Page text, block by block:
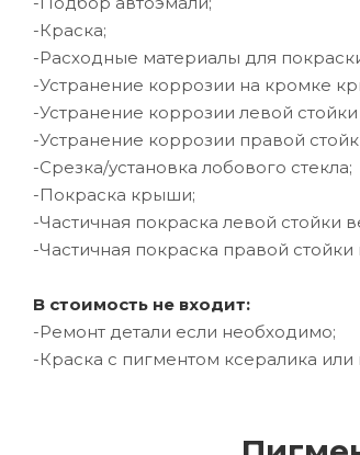
-Краска;
-Расходные материалы для
-Устранение коррозии на кромке
-Устранение коррозии левой стойки
-Устранение коррозии правой
-Срезка/установка лобового стекла;
-Покраска крыши;
-Частичная покраска левой стойки
-Частичная покраска правой стойки
В стоимость не входит:
-Ремонт детали если необходимо;
-Краска с пигментом ксералика или